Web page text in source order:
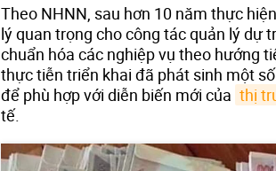
Theo NHNN, sau hơn 10 năm thực
lý quan trọng cho công tác quản lý dự
chuẩn hóa các nghiệp vụ theo hướng
thực tiễn triển khai đã phát sinh một
để phù hợp với diễn biến mới của thị
tế.